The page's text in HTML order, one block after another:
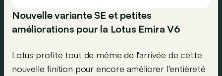
Nouvelle variante SE et petites
améliorations pour la Lotus Emira V6
Lotus profite tout de même de l'arrivée de cette
nouvelle finition pour encore améliorer l'entièreté